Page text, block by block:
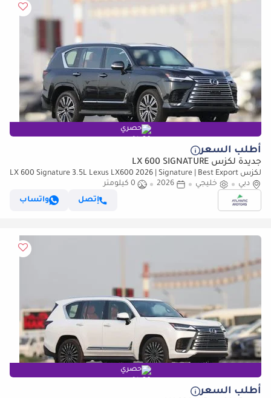
حصري
أطلب السعر
جديدة لكزس LX 600 SIGNATURE
لكزس LX 600 Signature 3.5L Lexus LX600 2026 | Signature | Best Export
Priceدبي خليجي 2026
0 كيلومتر
إتصل
واتساب
حصري
أطلب السعر